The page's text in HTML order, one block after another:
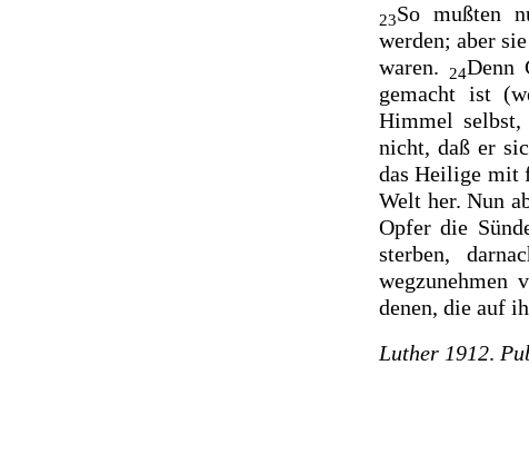
23So mußten
werden; aber
waren.
24Denn
gemacht ist
Himmel selbst,
nicht, daß er
das Heilige mit
Welt her. Nun
Opfer die
sterben,
wegzunehmen
denen, die auf
Luther 1912.